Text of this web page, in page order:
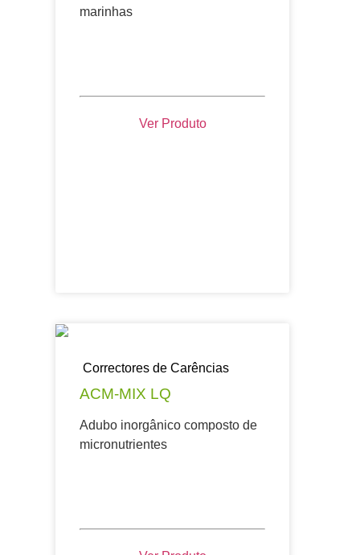
marinhas
Ver Produto
Correctores de Carências
ACM-MIX LQ
Adubo inorgânico composto de
micronutrientes